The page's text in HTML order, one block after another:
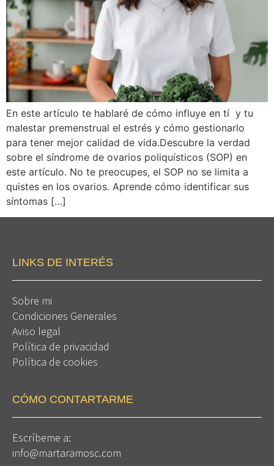
En este artículo te hablaré de cómo influye en tí y tu
malestar premenstrual el estrés y cómo gestionarlo
para tener mejor calidad de vida.Descubre la verdad
sobre el síndrome de ovarios poliquísticos (SOP) en
este artículo. No te preocupes, el SOP no se limita a
quistes en los ovarios. Aprende cómo identificar sus
síntomas […]
LINKS DE INTERÉS
Sobre mi
Condiciones Generales
Aviso legal
Política de privacidad
Política de cookies
CÓMO CONTARTARME
Escríbeme a:
info@martaramosc.com